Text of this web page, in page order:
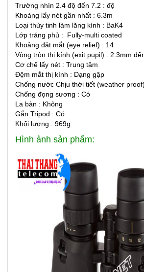
Trường nhìn 2.4 độ đến 7.2 : độ
Khoảng lấy nét gần nhất : 6.3m
Loại thủy tinh làm lăng kính : BaK4
Lớp tráng phủ : Fully-multi coated
Khoảng đặt mắt (eye relief) : 14
Vòng tròn thị kính (exit pupil) : 2.3mm
Cơ chế lấy nét : Trung tâm
Đệm mắt thị kính : Dạng gập
Chống nước Chịu thời tiết (weather proof)
Chống đọng sương : Có
La bàn : Không
Gắn Tripod : Có
Khối lượng : 969g
Hình ảnh sản phẩm: